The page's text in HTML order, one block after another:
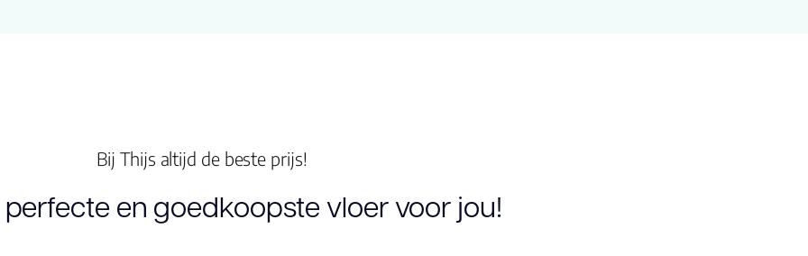
Bij Thijs altijd de beste prijs!
en goedkoopste vloer voor jou!